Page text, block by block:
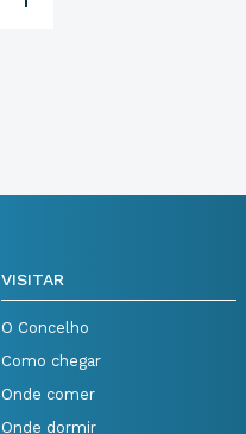
VISITAR
O Concelho
Como chegar
Onde comer
Onde dormir